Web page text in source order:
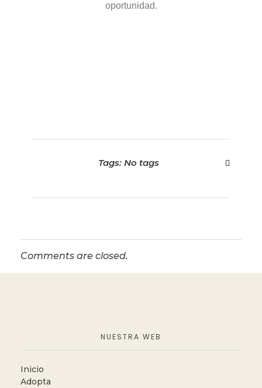
oportunidad.
Tags: No tags
Comments are closed.
NUESTRA WEB
Inicio
Adopta